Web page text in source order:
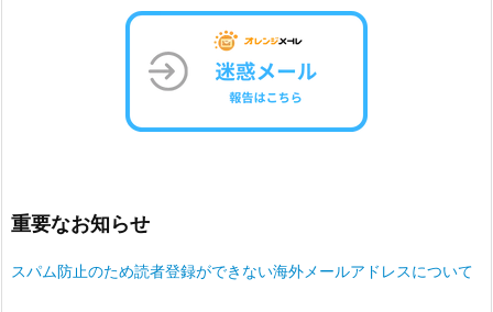
重要なお知らせ
スパム防止のため読者登録ができない海外メールアドレスについて